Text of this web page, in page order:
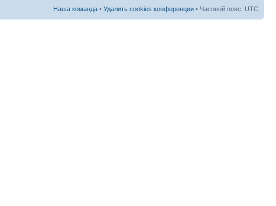
Наша команда • Удалить cookies конференции • Часовой пояс: UTC